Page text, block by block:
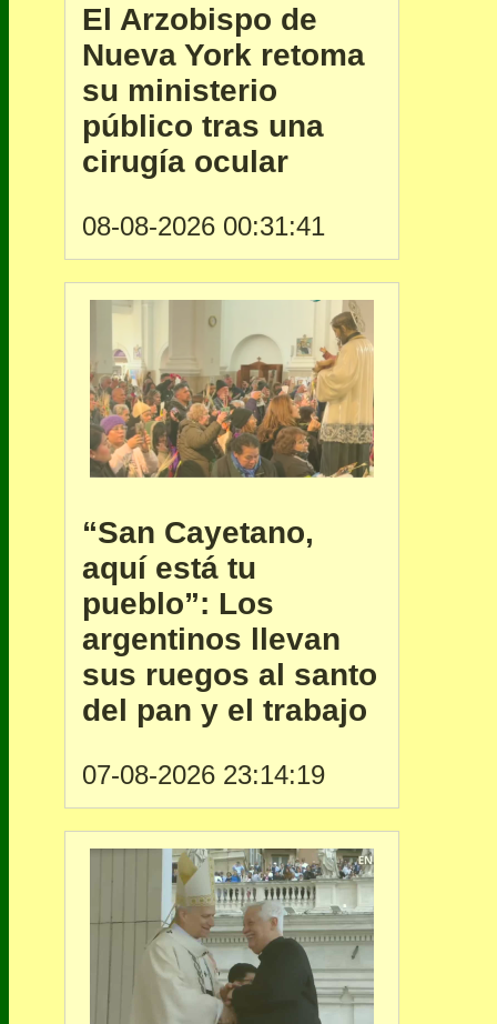
El Arzobispo de
Nueva York retoma
su ministerio
público tras una
cirugía ocular
08-08-2026 00:31:41
“San Cayetano,
aquí está tu
pueblo”: Los
argentinos llevan
sus ruegos al santo
del pan y el trabajo
07-08-2026 23:14:19